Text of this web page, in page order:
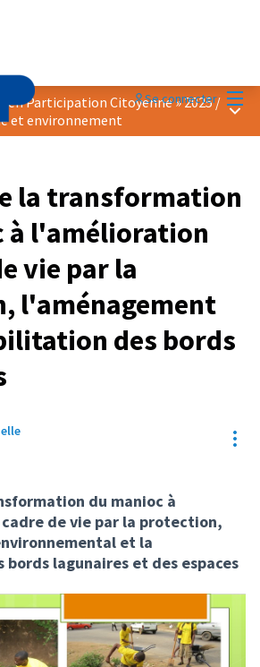
Se connecter
en Participation Citoyenne » 2025 /
et environnement
la transformation
à l'amélioration
vie par la
l'aménagement
des bords
du manioc à
de vie par la protection,
et la
lagunaires et des espaces